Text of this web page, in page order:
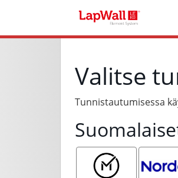
Valitse
Tunnistautumisessa
Mobiilivarmenne